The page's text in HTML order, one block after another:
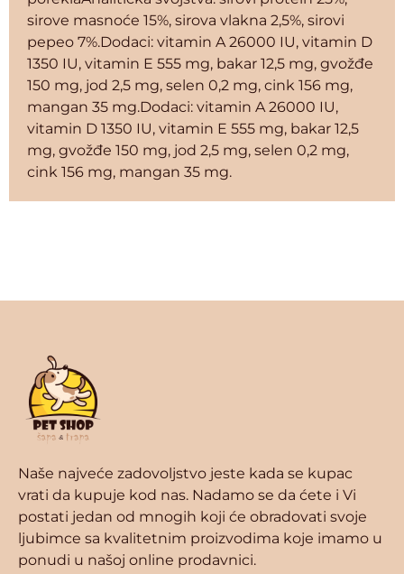
sirove masnoće 15%, sirova vlakna 2,5%, sirovi
pepeo 7%.Dodaci: vitamin A 26000 IU, vitamin D
1350 IU, vitamin E 555 mg, bakar 12,5 mg, gvožđe
150 mg, jod 2,5 mg, selen 0,2 mg, cink 156 mg,
mangan 35 mg.Dodaci: vitamin A 26000 IU,
vitamin D 1350 IU, vitamin E 555 mg, bakar 12,5
mg, gvožđe 150 mg, jod 2,5 mg, selen 0,2 mg,
cink 156 mg, mangan 35 mg.
Naše najveće zadovoljstvo jeste kada se kupac
vrati da kupuje kod nas. Nadamo se da ćete i Vi
postati jedan od mnogih koji će obradovati svoje
ljubimce sa kvalitetnim proizvodima koje imamo u
ponudi u našoj online prodavnici.